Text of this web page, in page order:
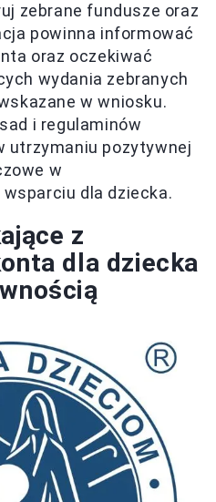
zebrane fundusze oraz
powinna informować
oraz oczekiwać
wydania zebranych
w wniosku.
i regulaminów
utrzymaniu pozytywnej
w
dla dziecka.
z
dla dziecka